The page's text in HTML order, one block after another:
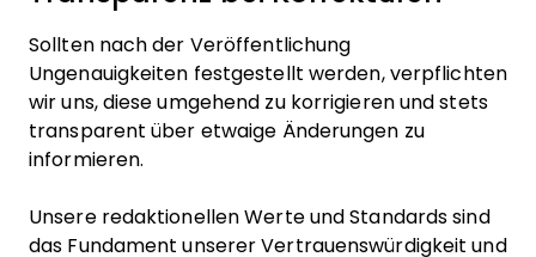
Sollten nach der Veröffentlichung
Ungenauigkeiten festgestellt werden, verpflichten
wir uns, diese umgehend zu korrigieren und stets
transparent über etwaige Änderungen zu
informieren.
Unsere redaktionellen Werte und Standards sind
das Fundament unserer Vertrauenswürdigkeit und